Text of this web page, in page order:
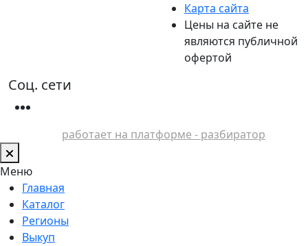
Карта сайта
Цены на сайте не
являются публичной
офертой
Соц. сети
работает на платформе - разбиратор
Меню
Главная
Каталог
Регионы
Выкуп